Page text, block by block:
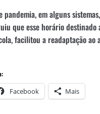
pandemia, em alguns
que esse horário
facilitou a readaptação
Facebook Mais